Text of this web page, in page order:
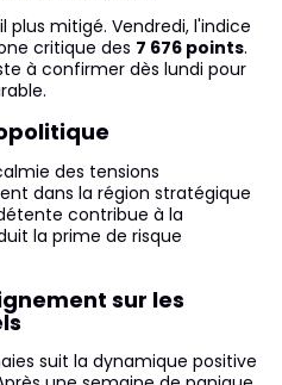
plus mitigé. Vendredi, l'indice
critique des 7 676 points.
à confirmer dès lundi pour
des tensions
dans la région stratégique
contribue à la
la prime de risque
sur les
suit la dynamique positive